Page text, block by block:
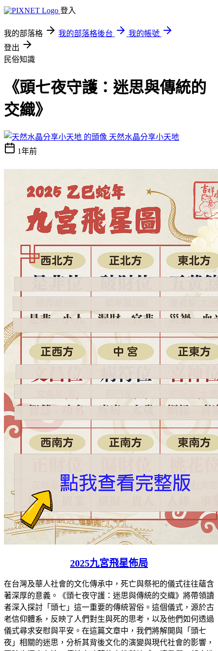
登入
我的部落格 我的部落格後台
我的帳號
登出
民俗知識
《頭七夜守護：迷思與傳統的
交織》
天然水晶分享小天地
1年前
2025九宮飛星佈局
在台灣及華人社會的文化傳承中，死亡與祭祀的儀式往往蘊含
著深厚的意義。《頭七夜守護：迷思與傳統的交織》將帶領讀
者深入探討「頭七」這一重要的傳統習俗。這個儀式，源於古
老信仰體系，反映了人們對生與死的思考，以及他們如何透過
儀式尋求安慰與平安。在這篇文章中，我們將解開與「頭七
夜」相關的迷思，分析其背後文化的演變與現代社會的影響，